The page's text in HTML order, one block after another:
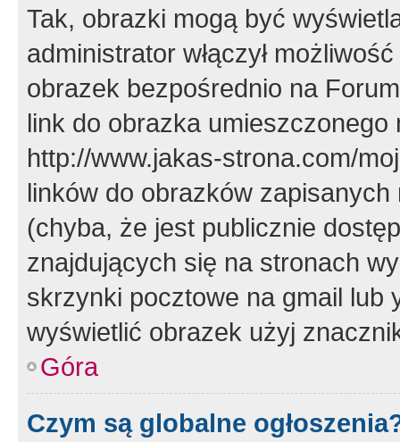
Tak, obrazki mogą być
administrator włączył
obrazek bezpośrednio na
link do obrazka
http://www.jakas-strona.com/
linków do obrazków
(chyba, że jest publicznie
znajdujących się na stronach
skrzynki pocztowe na gmail lub
wyświetlić obrazek użyj
Góra
Czym są globalne